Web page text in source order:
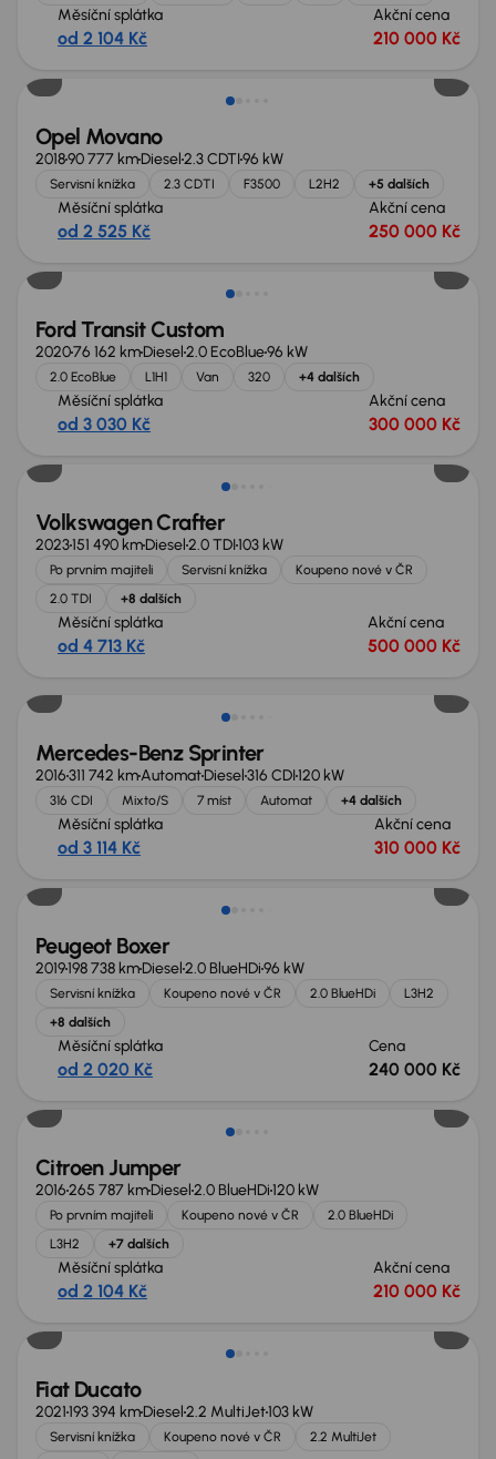
Měsíční splátka
od 2 104 Kč
Akční cena
210 000 Kč
Extra sleva 17 000 Kč
Opel Movano
201890 777 kmDiesel2.3 CDTI96 kW
Servisní knížka 2.3 CDTI F3500 L2H2 +5 dalších
Měsíční splátka
od 2 525 Kč
Akční cena
250 000 Kč
Zlevněno o 50 000 Kč
Ford Transit Custom
202076 162 kmDiesel2.0 EcoBlue96 kW
2.0 EcoBlue L1H1 Van 320 +4 dalších
Měsíční splátka
od 3 030 Kč
Akční cena
300 000 Kč
Zlevněno o 90 000 Kč
Volkswagen Crafter
2023151 490 kmDiesel2.0 TDI103 kW
Po prvním majiteli Servisní knížka
Koupeno nové v ČR
2.0 TDI
+8 dalších
Měsíční splátka
od 4 713 Kč
Akční cena
500 000 Kč
Mercedes-Benz Sprinter
2016311 742 kmAutomatDiesel316 CDI120 kW
316 CDI Mixto/S 7 míst Automat +4 dalších
Měsíční splátka
od 3 114 Kč
Akční cena
310 000 Kč
Zlevněno o 10 000 Kč
Peugeot Boxer
2019198 738 kmDiesel2.0 BlueHDi96 kW
Servisní knížka Koupeno nové v ČR 2.0 BlueHDi
L3H2
+8 dalších
Měsíční splátka
od 2 020 Kč
Cena
240 000 Kč
Zlevněno o 10 000 Kč
Citroen Jumper
2016265 787 kmDiesel2.0 BlueHDi120 kW
Po prvním majiteli Koupeno nové v ČR
2.0 BlueHDi
L3H2
+7 dalších
Měsíční splátka
od 2 104 Kč
Akční cena
210 000 Kč
Zlevněno o 30 000 Kč
Fiat Ducato
2021193 394 kmDiesel2.2 MultiJet103 kW
Servisní knížka Koupeno nové v ČR
2.2 MultiJet